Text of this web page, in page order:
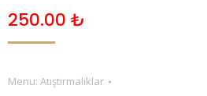
250.00 ₺
Menu: Atıştırmalıklar